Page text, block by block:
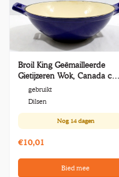
Broil King Geëmailleerde
Gietijzeren Wok, Canada ca.
2015–2016
gebruikt
Dilsen
Nog 14 dagen
€10,01
Bied mee